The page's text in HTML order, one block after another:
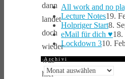
dann
landet
doch
wieder
was
hier
All work and no
Lecture Notes19.
Holpriger Start8.
eMail für dich ♥️18.
Lockdown 310.
Archivi
Archivi